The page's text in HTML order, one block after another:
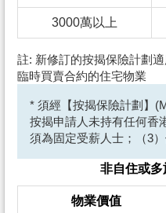
3000萬以上
註: 新修訂的按揭保險計劃
臨時買賣合約的住宅物業
* 須經【按揭保險計劃】
按揭申請人未持有任何香
須為固定受薪人士；（3
非自住或
物業價值